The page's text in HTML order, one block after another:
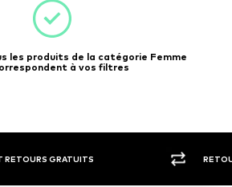
les produits de la catégorie Femme
à vos filtres
RETOURS GRATUITS